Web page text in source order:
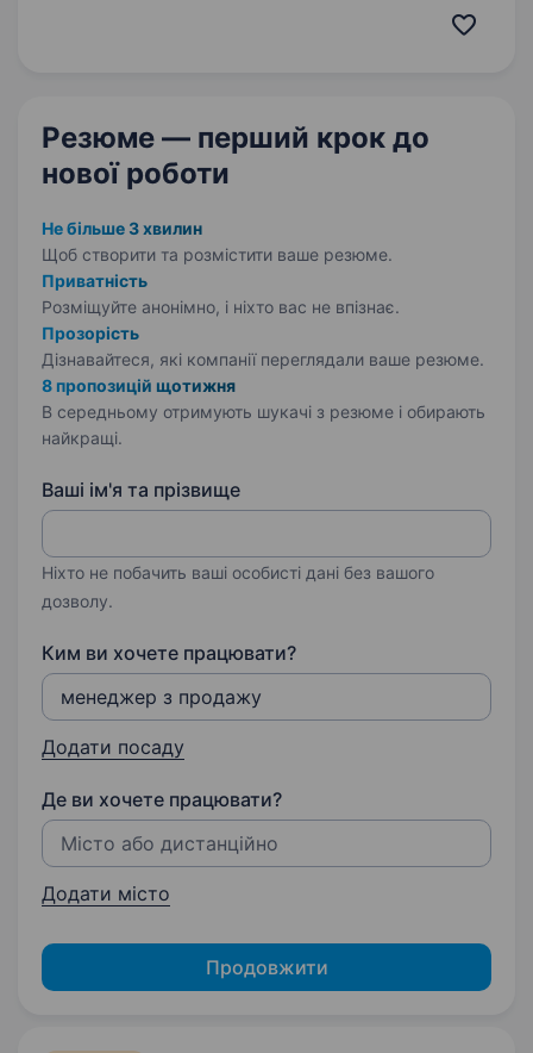
розвиваємось і працюємо у 9 містах України:
Резюме — перший крок до
нової роботи
Не більше 3 хвилин
Щоб створити та розмістити ваше резюме.
Приватність
Розміщуйте анонімно, і ніхто вас не впізнає.
Прозорість
Дізнавайтеся, які компанії переглядали ваше резюме.
8 пропозицій щотижня
В середньому отримують шукачі з резюме і обирають
найкращі.
Ваші ім'я та прізвище
Ніхто не побачить ваші особисті дані без вашого
дозволу.
Ким ви хочете працювати?
Додати посаду
Де ви хочете працювати?
Додати місто
Продовжити